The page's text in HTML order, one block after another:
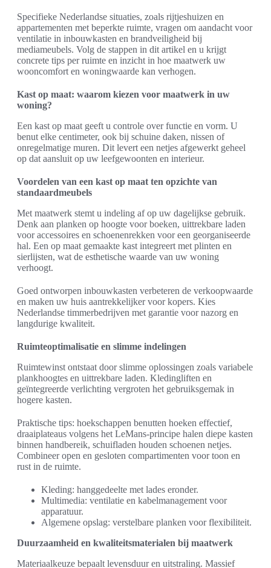
Specifieke Nederlandse situaties, zoals rijtjeshuizen en
appartementen met beperkte ruimte, vragen om aandacht voor
ventilatie in inbouwkasten en brandveiligheid bij
mediameubels. Volg de stappen in dit artikel en u krijgt
concrete tips per ruimte en inzicht in hoe maatwerk uw
wooncomfort en woningwaarde kan verhogen.
Kast op maat: waarom kiezen voor maatwerk in uw
woning?
Een kast op maat geeft u controle over functie en vorm. U
benut elke centimeter, ook bij schuine daken, nissen of
onregelmatige muren. Dit levert een netjes afgewerkt geheel
op dat aansluit op uw leefgewoonten en interieur.
Voordelen van een kast op maat ten opzichte van
standaardmeubels
Met maatwerk stemt u indeling af op uw dagelijkse gebruik.
Denk aan planken op hoogte voor boeken, uittrekbare laden
voor accessoires en schoenenrekken voor een georganiseerde
hal. Een op maat gemaakte kast integreert met plinten en
sierlijsten, wat de esthetische waarde van uw woning
verhoogt.
Goed ontworpen inbouwkasten verbeteren de verkoopwaarde
en maken uw huis aantrekkelijker voor kopers. Kies
Nederlandse timmerbedrijven met garantie voor nazorg en
langdurige kwaliteit.
Ruimteoptimalisatie en slimme indelingen
Ruimtewinst ontstaat door slimme oplossingen zoals variabele
plankhoogtes en uittrekbare laden. Kledingliften en
geïntegreerde verlichting vergroten het gebruiksgemak in
hogere kasten.
Praktische tips: hoekschappen benutten hoeken effectief,
draaiplateaus volgens het LeMans-principe halen diepe kasten
binnen handbereik, schuifladen houden schoenen netjes.
Combineer open en gesloten compartimenten voor toon en
rust in de ruimte.
Kleding: hanggedeelte met lades eronder.
Multimedia: ventilatie en kabelmanagement voor
apparatuur.
Algemene opslag: verstelbare planken voor flexibiliteit.
Duurzaamheid en kwaliteitsmaterialen bij maatwerk
Materiaalkeuze bepaalt levensduur en uitstraling. Massief